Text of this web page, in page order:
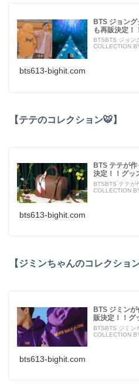
BTS ジョン
も再販決定！
BTSBTS ジョン
COLLECTION
bts613-bighit.com
【テテのコレクション🐯】
BTS テテが
決定！！グッ
BTSBTS テテが
COLLECTION
bts613-bighit.com
【ジミンちゃんのコレクション
BTS ジミン
販決定！！グ
BTSBTS ジミン
COLLECTION
bts613-bighit.com